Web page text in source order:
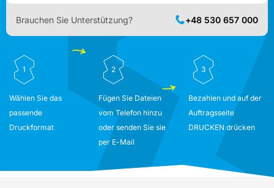
Brauchen Sie Unterstützung? +48 530 657 000
1
Wählen Sie das
passende
Druckformat
2
Fügen Sie Dateien
vom Telefon hinzu
oder senden Sie sie
per E-Mail
3
Bezahlen und auf der
Auftragsseite
DRUCKEN drücken